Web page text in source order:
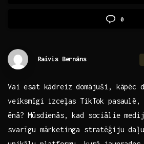
0
Raivis Bernāns
Vai esat kādreiz domājuši,
veiksmīgi izceļas TikTok
ēnā? Mūsdienās, kad sociālie
svarīgu mārketinga stratēģiju